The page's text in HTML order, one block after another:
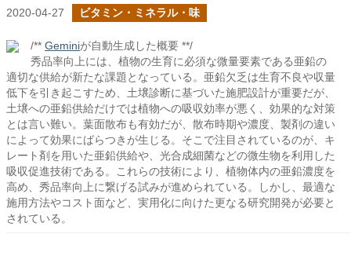
2020-04-27 ビタミン・ミネラル・味
/** Geminiが自動生成した概要 **/
秀品率向上には、植物の生育に必須な微量要素である亜鉛の
適切な供給が新たな課題となっている。亜鉛欠乏は生育不良や収量
低下を引き起こすため、土壌診断に基づいた施肥設計が重要だが、
土壌への亜鉛供給だけでは植物への吸収効率が悪く、効果的な対策
とは言い難い。葉面散布も有効だが、散布時期や濃度、製剤の違い
によって効果にばらつきが生じる。そこで注目されているのが、キ
レート剤を用いた亜鉛供給や、光合成細菌などの微生物を利用した
吸収促進技術である。これらの技術により、植物体内の亜鉛濃度を
高め、秀品率向上に繋げる試みが進められている。しかし、最適な
施用方法やコスト面など、実用化に向けた更なる研究開発が必要と
されている。